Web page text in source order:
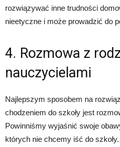
rozwiązywać inne trudności
nieetyczne i może prowadzić do
4. Rozmowa z
nauczycielami
Najlepszym sposobem na
chodzeniem do szkoły jest
Powinniśmy wyjaśnić swoje
których nie chcemy iść do